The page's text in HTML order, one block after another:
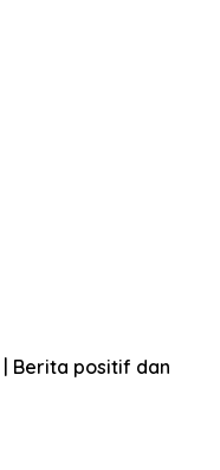
Berita positif dan